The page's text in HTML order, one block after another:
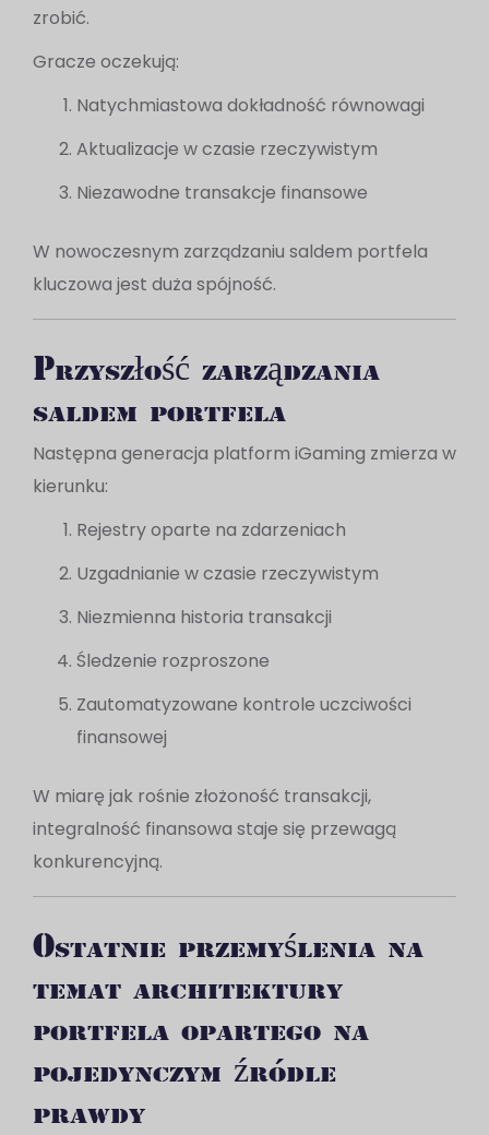
zrobić.
Gracze oczekują:
Natychmiastowa dokładność równowagi
Aktualizacje w czasie rzeczywistym
Niezawodne transakcje finansowe
W nowoczesnym zarządzaniu saldem portfela
kluczowa jest duża spójność.
Przyszłość zarządzania
saldem portfela
Następna generacja platform iGaming zmierza w
kierunku:
Rejestry oparte na zdarzeniach
Uzgadnianie w czasie rzeczywistym
Niezmienna historia transakcji
Śledzenie rozproszone
Zautomatyzowane kontrole uczciwości
finansowej
W miarę jak rośnie złożoność transakcji,
integralność finansowa staje się przewagą
konkurencyjną.
Ostatnie przemyślenia na
temat architektury
portfela opartego na
pojedynczym źródle
prawdy